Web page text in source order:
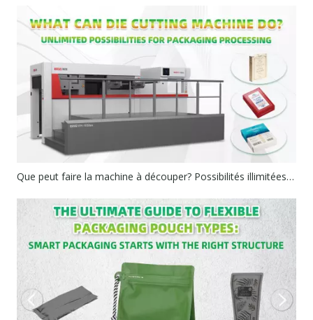
Que peut faire la machine à découper? Possibilités illimitées de traitement des emballages